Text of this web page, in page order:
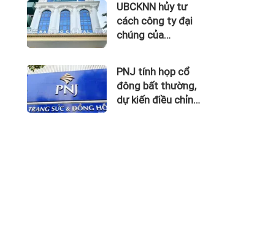
UBCKNN hủy tư
cách công ty đại
chúng của
PNJ tính họp cổ
đông bất thường,
dự kiến điều chỉnh